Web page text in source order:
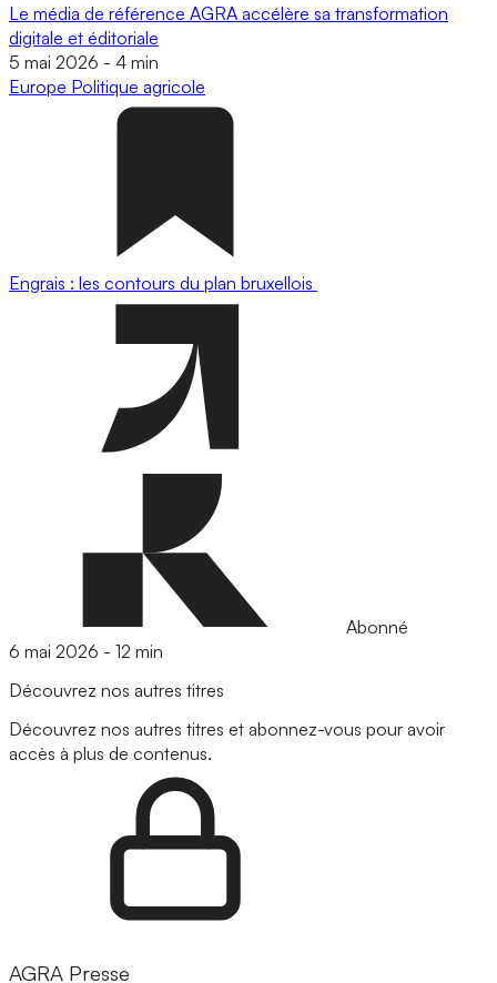
Le média de référence AGRA accélère sa transformation
digitale et éditoriale
5 mai 2026 - 4 min
Europe Politique agricole
Engrais : les contours du plan bruxellois
Abonné
6 mai 2026 - 12 min
Découvrez nos autres titres
Découvrez nos autres titres et abonnez-vous pour avoir
accès à plus de contenus.
AGRA Presse